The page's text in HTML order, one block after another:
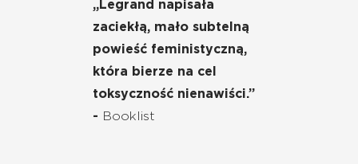
„Legrand napisała
zaciekłą, mało subtelną
powieść feministyczną,
która bierze na cel
toksyczność nienawiści.”
- Booklist